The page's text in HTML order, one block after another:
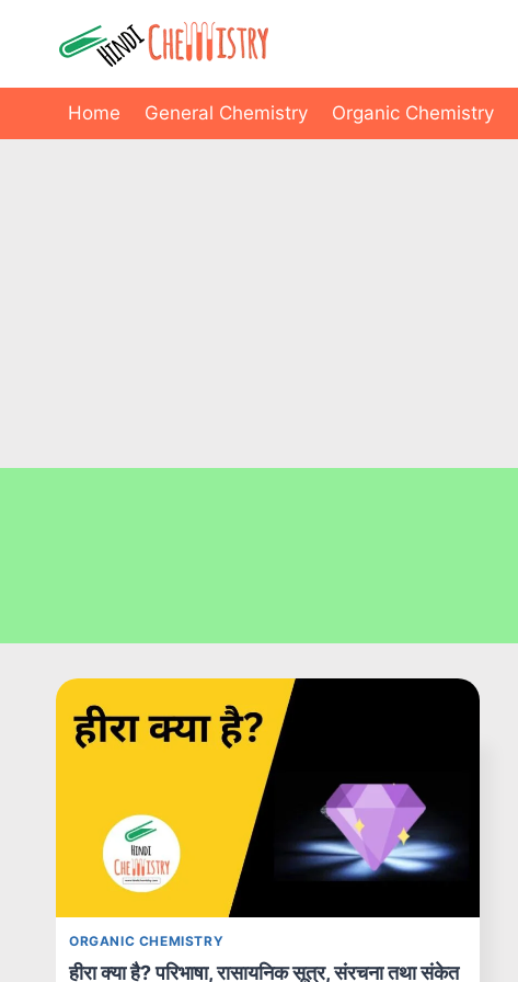
Home General Chemistry Organic Chemistry
ORGANIC CHEMISTRY
हीरा क्या है? परिभाषा, रासायनिक सूत्र, संरचना तथा संकेत